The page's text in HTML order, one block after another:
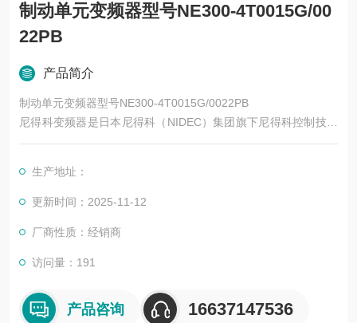
制动单元变频器型号NE300-4T0015G/00
22PB
产品简介
制动单元变频器型号NE300-4T0015G/0022PB
尼得科变频器是日本尼得科（NIDEC）集团旗下尼得科控制技术
（Control Techniques，简称尼得科 CT）的核心产品系列，专注
涵盖低压交流变频、中压交流变频、运动控制、直流驱动等类
别，广泛应用于电梯、起重、机床、纺织、印刷、物流、化工等
生产地址：
更新时间：2025-11-12
厂商性质：经销商
访问量：191
产品咨询 16637147536